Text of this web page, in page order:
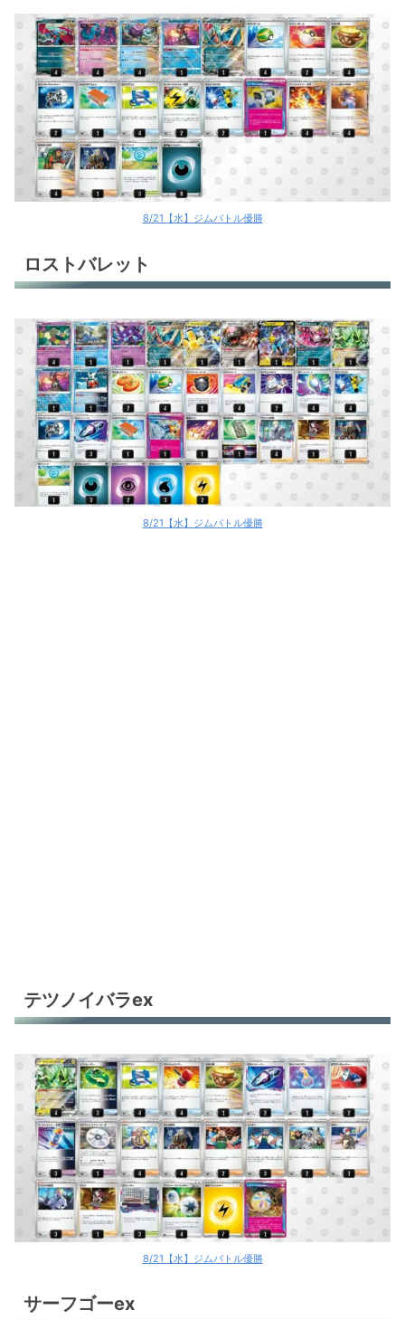
8/21【水】ジムバトル優勝
ロストバレット
8/21【水】ジムバトル優勝
テツノイバラex
8/21【水】ジムバトル優勝
サーフゴーex